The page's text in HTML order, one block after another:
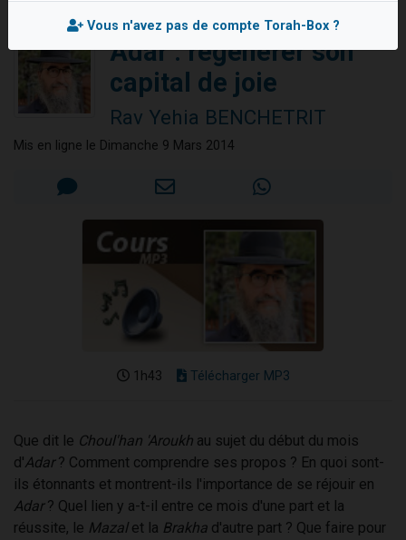
Il reste 49 places pour étudier en groupe sur Zoom
12 nouvelles musiques dans Torah-Box Music
Adar : régénérer son
capital de joie
Rav Yehia BENCHETRIT
Mis en ligne le Dimanche 9 Mars 2014
1h43 Télécharger MP3
Que dit le Choul'han 'Aroukh au sujet du début du mois
d'Adar? Comment comprendre ses propos ? En quoi sont-
ils étonnants et montrent-ils l'importance de se réjouir en
Adar? Quel lien y a-t-il entre ce mois d'une part et la
réussite, le Mazalet la Brakha d'autre part ? Que faire pour
Vous n'avez pas de compte Torah-Box ?